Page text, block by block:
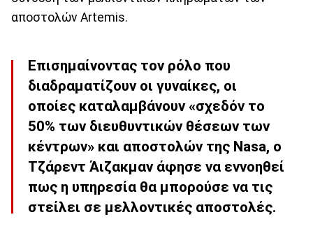
αποστολών Artemis.
Επισημαίνοντας τον ρόλο που
διαδραματίζουν οι γυναίκες, οι
οποίες καταλαμβάνουν «σχεδόν το
50% των διευθυντικών θέσεων των
κέντρων» και αποστολών της Nasa, ο
Τζάρεντ Άιζακμαν άφησε να εννοηθεί
πως η υπηρεσία θα μπορούσε να τις
στείλει σε μελλοντικές αποστολές.